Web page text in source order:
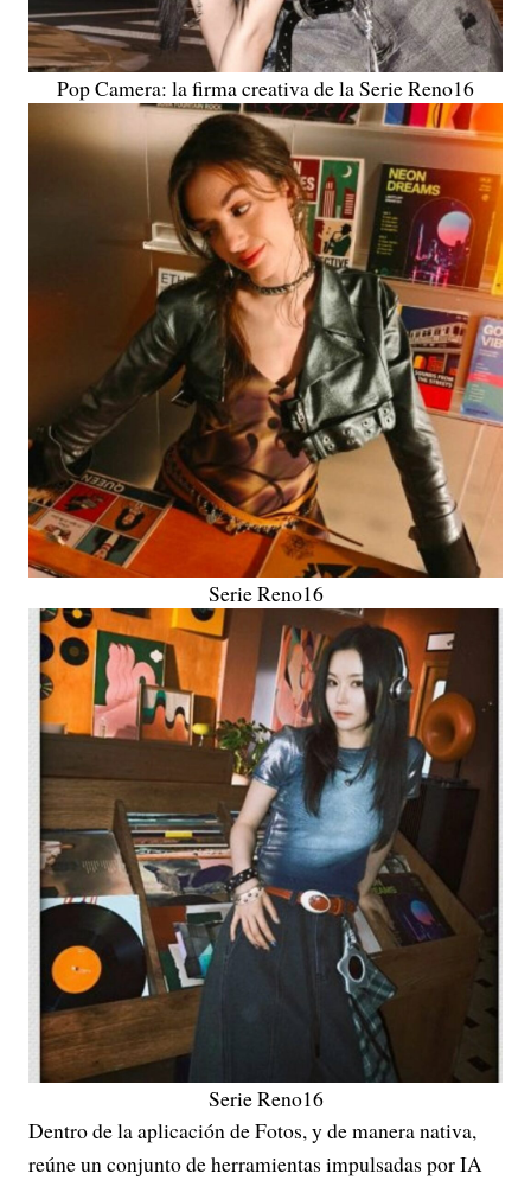
Pop Camera: la firma creativa de la Serie Reno16
Serie Reno16
Serie Reno16
Dentro de la aplicación de Fotos, y de manera nativa,
reúne un conjunto de herramientas impulsadas por IA